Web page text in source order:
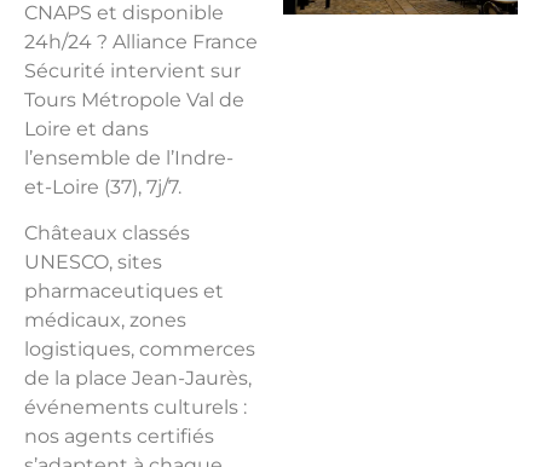
CNAPS et disponible
24h/24 ? Alliance France
Sécurité intervient sur
Tours Métropole Val de
Loire et dans
l’ensemble de l’Indre-
et-Loire (37), 7j/7.
Châteaux classés
UNESCO, sites
pharmaceutiques et
médicaux, zones
logistiques, commerces
de la place Jean-Jaurès,
événements culturels :
nos agents certifiés